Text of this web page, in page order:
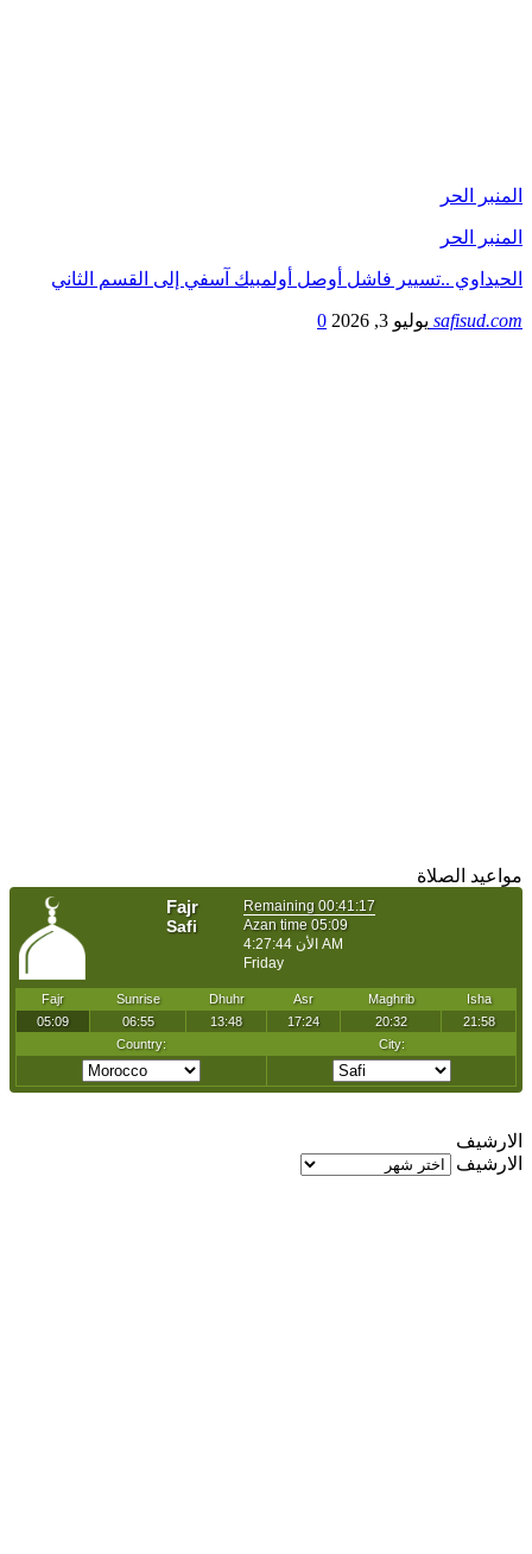
المنبر الحر
المنبر الحر
الحيداوي ..تسيير فاشل أوصل أولمبيك آسفي إلى القسم الثاني
safisud.com يوليو 3, 2026 0
مواعيد الصلاة
الارشيف
الارشيف